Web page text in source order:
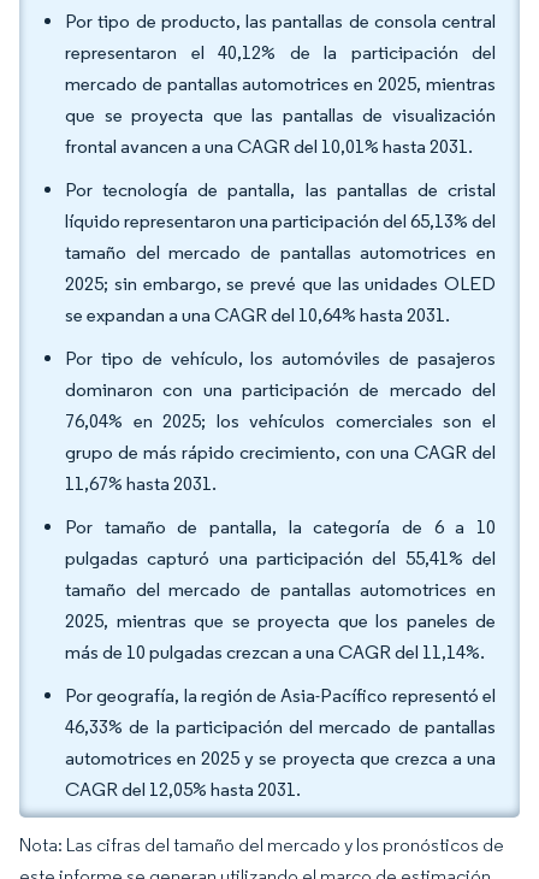
Por tipo de producto, las pantallas de consola central
representaron el 40,12% de la participación del
mercado de pantallas automotrices en 2025, mientras
que se proyecta que las pantallas de visualización
frontal avancen a una CAGR del 10,01% hasta 2031.
Por tecnología de pantalla, las pantallas de cristal
líquido representaron una participación del 65,13% del
tamaño del mercado de pantallas automotrices en
2025; sin embargo, se prevé que las unidades OLED
se expandan a una CAGR del 10,64% hasta 2031.
Por tipo de vehículo, los automóviles de pasajeros
dominaron con una participación de mercado del
76,04% en 2025; los vehículos comerciales son el
grupo de más rápido crecimiento, con una CAGR del
11,67% hasta 2031.
Por tamaño de pantalla, la categoría de 6 a 10
pulgadas capturó una participación del 55,41% del
tamaño del mercado de pantallas automotrices en
2025, mientras que se proyecta que los paneles de
más de 10 pulgadas crezcan a una CAGR del 11,14%.
Por geografía, la región de Asia-Pacífico representó el
46,33% de la participación del mercado de pantallas
automotrices en 2025 y se proyecta que crezca a una
CAGR del 12,05% hasta 2031.
Nota: Las cifras del tamaño del mercado y los pronósticos de